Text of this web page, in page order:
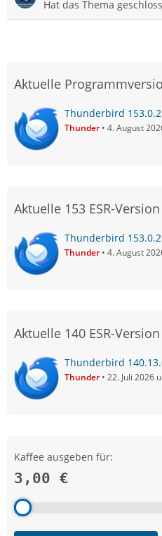
Hat das Thema
Aktuelle
Thunderbird
Thunder 4. August
Aktuelle 153 ESR-Version
Thunderbird
Thunder 4. August
Aktuelle 140 ESR-Version
Thunderbird
Thunder 22. Juli 2026
Kaffee ausgeben für:
3,00 €